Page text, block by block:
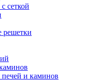
сеткой
решетки